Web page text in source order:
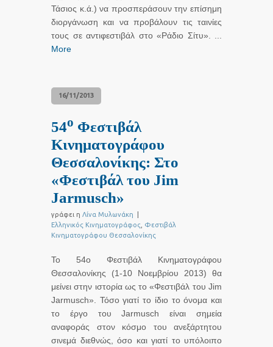
Τάσιος κ.ά.) να προσπεράσουν την επίσημη
διοργάνωση και να προβάλουν τις ταινίες
τους σε αντιφεστιβάλ στο «Ράδιο Σίτυ». ...
More
16/11/2013
54ο Φεστιβάλ
Κινηματογράφου
Θεσσαλονίκης: Στο
«Φεστιβάλ του Jim
Jarmusch»
γράφει η Λίνα Μυλωνάκη
Ελληνικός Κινηματογράφος Φεστιβάλ
Κινηματογράφου Θεσσαλονίκης
Το 54ο Φεστιβάλ Κινηματογράφου
Θεσσαλονίκης (1-10 Νοεμβρίου 2013) θα
μείνει στην ιστορία ως το «Φεστιβάλ του Jim
Jarmusch». Τόσο γιατί το ίδιο το όνομα και
το έργο του Jarmusch είναι σημεία
αναφοράς στον κόσμο του ανεξάρτητου
σινεμά διεθνώς, όσο και γιατί το υπόλοιπο